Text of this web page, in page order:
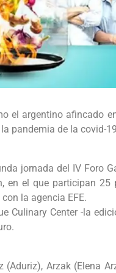
el argentino afincado
pandemia de la covid-
jornada del IV Foro
en el que participan
la agencia EFE.
Culinary Center -la
(Aduriz), Arzak (Elena